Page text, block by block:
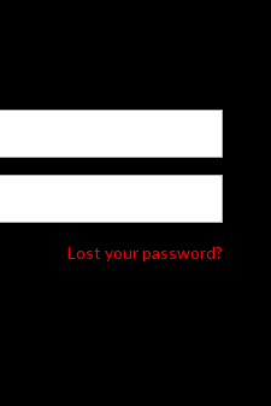
Lost your password?